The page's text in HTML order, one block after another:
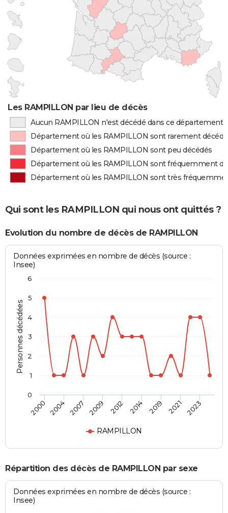
Les RAMPILLON par lieu de décès
Aucun RAMPILLON n'est décédé dans ce département
Département où les RAMPILLON sont rarement
Département où les RAMPILLON sont peu décédés
Département où les RAMPILLON sont fréquemment
Département où les RAMPILLON sont très
Qui sont les RAMPILLON qui nous ont quittés ?
Evolution du nombre de décès de RAMPILLON
Personnes décédées
Données exprimées en nombre de décès (source :
Insee)
RAMPILLON
2000 2004 2007 2009 2012 2014 2019 2021 2023
0
1
2
3
4
5
6
Répartition des décès de RAMPILLON par sexe
Données exprimées en nombre de décès (source :
Insee)